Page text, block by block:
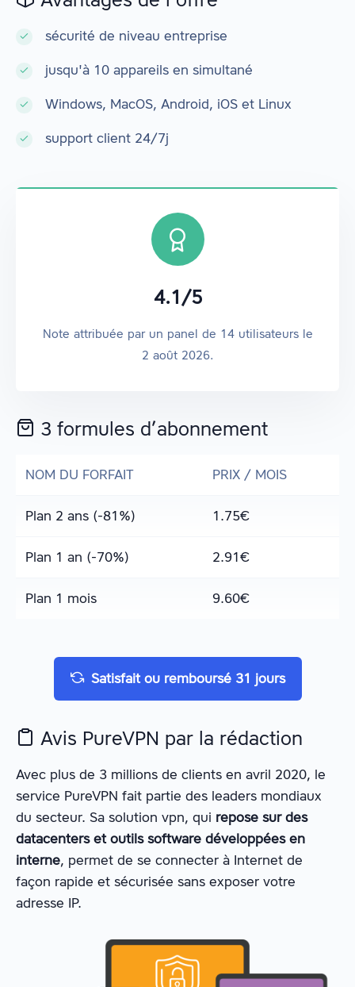
sécurité de niveau entreprise
jusqu'à 10 appareils en simultané
Windows, MacOS, Android, iOS et Linux
support client 24/7j
4.1/5
Note attribuée par un panel de 14utilisateurs le
2 août 2026.
3 formules d’abonnement
NOM DU FORFAIT PRIX / MOIS
Plan 2 ans (-81%) 1.75€
Plan 1 an (-70%) 2.91€
Plan 1 mois 9.60€
Satisfait ou remboursé 31 jours
Avis PureVPN par la rédaction
Avec plus de 3 millions de clients en avril 2020, le
service PureVPN fait partie des leaders mondiaux
du secteur. Sa solution vpn, qui repose sur des
datacenters et outils software développées en
interne, permet de se connecter à Internet de
façon rapide et sécurisée sans exposer votre
adresse IP.